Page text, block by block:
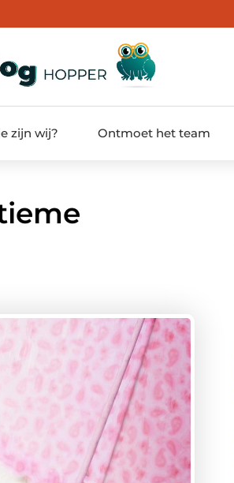
zijn wij? Ontmoet het team